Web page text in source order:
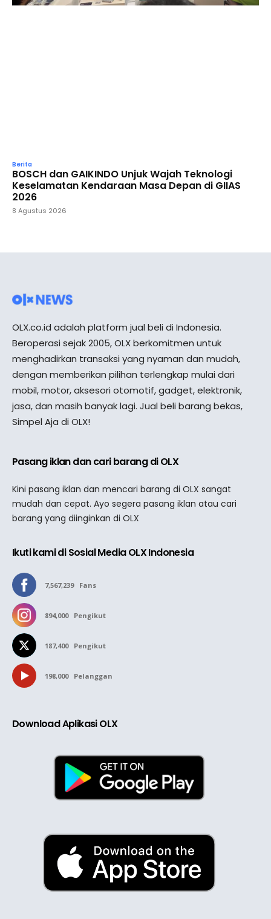
Berita
BOSCH dan GAIKINDO Unjuk Wajah Teknologi
Keselamatan Kendaraan Masa Depan di GIIAS
2026
8 Agustus 2026
OLX.co.id adalah platform jual beli di Indonesia.
Beroperasi sejak 2005, OLX berkomitmen untuk
menghadirkan transaksi yang nyaman dan mudah,
dengan memberikan pilihan terlengkap mulai dari
mobil, motor, aksesori otomotif, gadget, elektronik,
jasa, dan masih banyak lagi. Jual beli barang bekas,
Simpel Aja di OLX!
Pasang iklan dan cari barang di OLX
Kini pasang iklan dan mencari barang di OLX sangat
mudah dan cepat. Ayo segera pasang iklan atau cari
barang yang diinginkan di OLX
Ikuti kami di Sosial Media OLX Indonesia
7,567,239 Fans
894,000 Pengikut
187,400 Pengikut
198,000 Pelanggan
Download Aplikasi OLX